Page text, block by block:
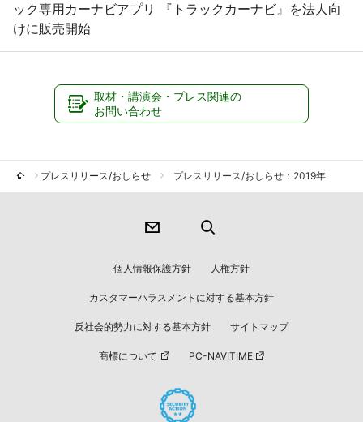
ック専用カーナビアプリ 『トラックカーナビ』を法人向
けに販売開始
取材・講演会・プレス関連の
お問い合わせ
プレスリリース/おしらせ プレスリリース/おしらせ：2019年
個人情報保護方針 人権方針
カスタマーハラスメントに対する基本方針
反社会的勢力に対する基本方針 サイトマップ
商標について PC-NAVITIME